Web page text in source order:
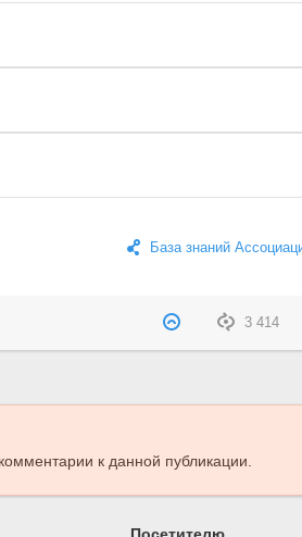
База знаний
3 414
к данной публикации.